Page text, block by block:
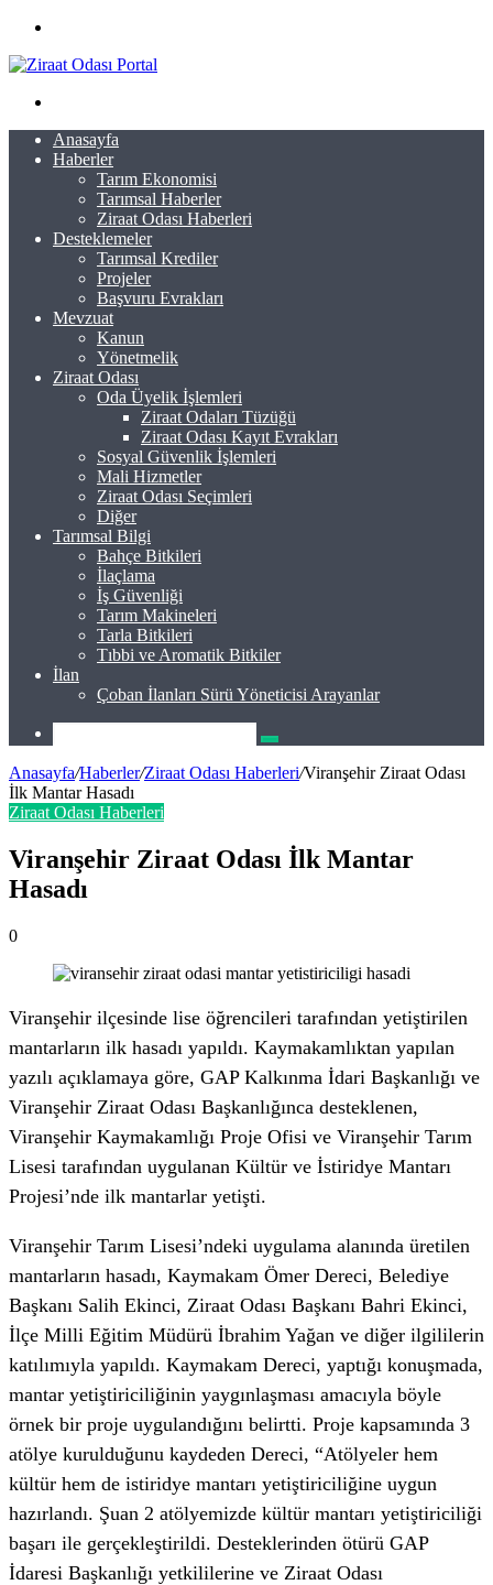
...
Anasayfa
Haberler
Tarım Ekonomisi
Tarımsal Haberler
Ziraat Odası Haberleri
Desteklemeler
Tarımsal Krediler
Projeler
Başvuru Evrakları
Mevzuat
Kanun
Yönetmelik
Ziraat Odası
Oda Üyelik İşlemleri
Ziraat Odaları Tüzüğü
Ziraat Odası Kayıt Evrakları
Sosyal Güvenlik İşlemleri
Mali Hizmetler
Ziraat Odası Seçimleri
Diğer
Tarımsal Bilgi
Bahçe Bitkileri
İlaçlama
İş Güvenliği
Tarım Makineleri
Tarla Bitkileri
Tıbbi ve Aromatik Bitkiler
İlan
Çoban İlanları Sürü Yöneticisi Arayanlar
Arama
yap
...
Anasayfa/Haberler/Ziraat Odası Haberleri/Viranşehir Ziraat Odası
İlk Mantar Hasadı
Ziraat Odası Haberleri
Viranşehir Ziraat Odası İlk Mantar
Hasadı
0
Viranşehir ilçesinde lise öğrencileri tarafından yetiştirilen
mantarların ilk hasadı yapıldı. Kaymakamlıktan yapılan
yazılı açıklamaya göre, GAP Kalkınma İdari Başkanlığı ve
Viranşehir Ziraat Odası Başkanlığınca desteklenen,
Viranşehir Kaymakamlığı Proje Ofisi ve Viranşehir Tarım
Lisesi tarafından uygulanan Kültür ve İstiridye Mantarı
Projesi’nde ilk mantarlar yetişti.
Viranşehir Tarım Lisesi’ndeki uygulama alanında üretilen
mantarların hasadı, Kaymakam Ömer Dereci, Belediye
Başkanı Salih Ekinci, Ziraat Odası Başkanı Bahri Ekinci,
İlçe Milli Eğitim Müdürü İbrahim Yağan ve diğer ilgililerin
katılımıyla yapıldı. Kaymakam Dereci, yaptığı konuşmada,
mantar yetiştiriciliğinin yaygınlaşması amacıyla böyle
örnek bir proje uygulandığını belirtti. Proje kapsamında 3
atölye kurulduğunu kaydeden Dereci, “Atölyeler hem
kültür hem de istiridye mantarı yetiştiriciliğine uygun
hazırlandı. Şuan 2 atölyemizde kültür mantarı yetiştiriciliği
başarı ile gerçekleştirildi. Desteklerinden ötürü GAP
İdaresi Başkanlığı yetkililerine ve Ziraat Odası